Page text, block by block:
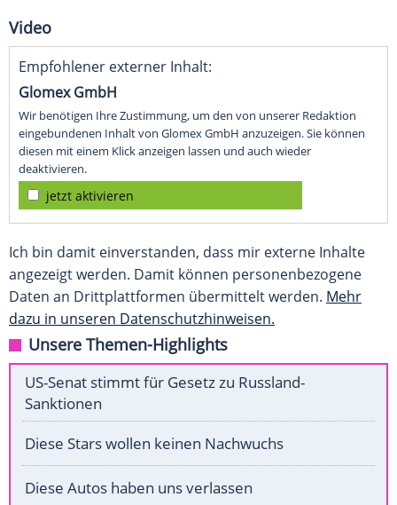
Video
Empfohlener externer Inhalt:
Glomex GmbH
Wir benötigen Ihre Zustimmung, um den von unserer Redaktion
eingebundenen Inhalt von Glomex GmbH anzuzeigen. Sie können
diesen mit einem Klick anzeigen lassen und auch wieder
deaktivieren.
jetzt aktivieren
Ich bin damit einverstanden, dass mir externe Inhalte
angezeigt werden. Damit können personenbezogene
Daten an Drittplattformen übermittelt werden. Mehr
dazu in unseren Datenschutzhinweisen.
Unsere Themen-Highlights
US-Senat stimmt für Gesetz zu Russland-
Sanktionen
Diese Stars wollen keinen Nachwuchs
Diese Autos haben uns verlassen